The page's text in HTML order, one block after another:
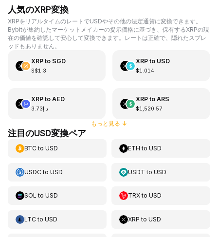
人気のXRP変換
XRPをリアルタイムのレートでUSDやその他の法定通貨に変換できます。
Bybitが集約したマーケットメイカーの提示価格に基づき、保有するXRPの現
在の価値を確認して安心して変換できます。レートは正確で、隠れたスプレ
ッドもありません。
XRPto SGD
S$1.3
XRPto USD
$1.014
XRPto AED
د.إ3.73
XRPto ARS
$1,520.57
もっと見る ↓
注目のUSD変換ペア
BTCto USD ETH toUSD
USDCto USD USDT toUSD
SOL to USD TRXtoUSD
LTCto USD XRP toUSD